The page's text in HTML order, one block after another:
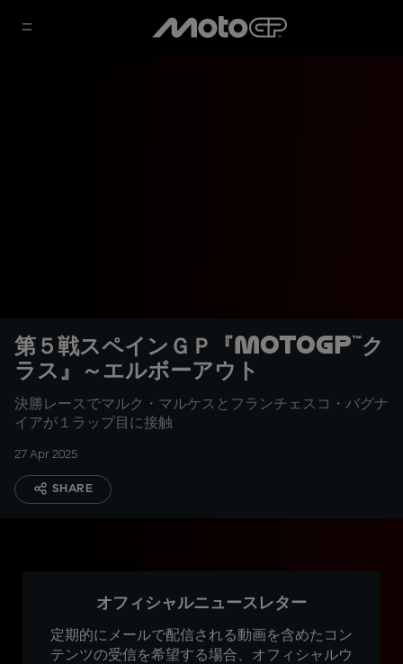
第５戦スペインＧＰ『MotoGP™ク
ラス』～エルボーアウト
決勝レースでマルク・マルケスとフランチェスコ・バグナ
イアが１ラップ目に接触
27 Apr 2025
SHARE
オフィシャルニュースレター
定期的にメールで配信される動画を含めたコン
テンツの受信を希望する場合、オフィシャルウ